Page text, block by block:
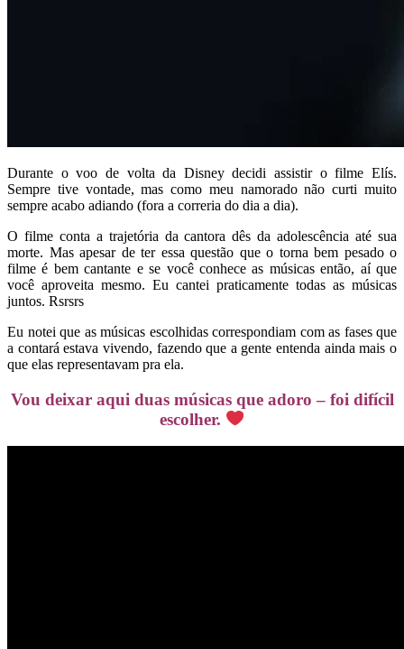
Durante o voo de volta da Disney decidi assistir o filme Elís.
Sempre tive vontade, mas como meu namorado não curti muito
sempre acabo adiando (fora a correria do dia a dia).
O filme conta a trajetória da cantora dês da adolescência até sua
morte. Mas apesar de ter essa questão que o torna bem pesado o
filme é bem cantante e se você conhece as músicas então, aí que
você aproveita mesmo. Eu cantei praticamente todas as músicas
juntos. Rsrsrs
Eu notei que as músicas escolhidas correspondiam com as fases que
a contará estava vivendo, fazendo que a gente entenda ainda mais o
que elas representavam pra ela.
Vou deixar aqui duas músicas que adoro – foi difícil
escolher.